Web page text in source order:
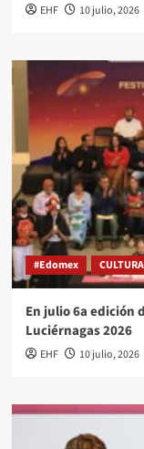
EHF 10 julio, 2026
#Edomex CULTURA
En julio 6a edición
Luciérnagas 2026
EHF 10 julio, 2026